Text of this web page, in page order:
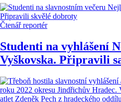
Čtenář reportér
Studenti na vyhlášení
Vyškovska. Připravili